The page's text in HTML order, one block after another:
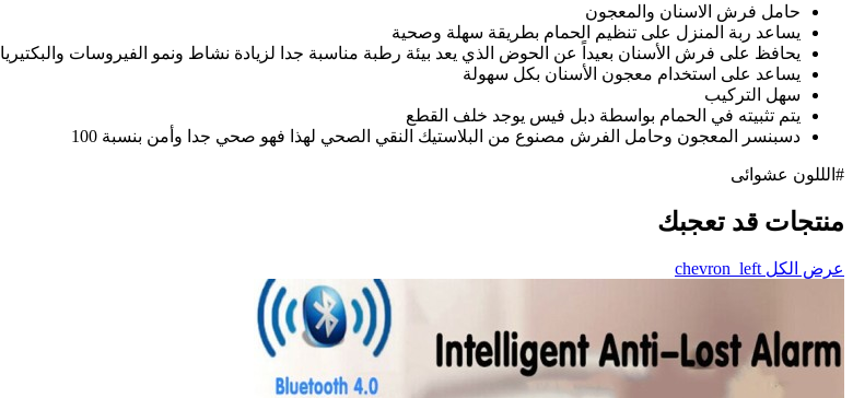
حامل فرش الاسنان والمعجون
يساعد ربة المنزل على تنظيم الحمام بطريقة سهلة وصحية
يحافظ على فرش الأسنان بعيداً عن الحوض الذي يعد بيئة رطبة مناسبة جدا لزيادة نشاط ونمو الفيروسات والبكتيريا
يساعد على استخدام معجون الأسنان بكل سهولة
سهل التركيب
يتم تثبيته في الحمام بواسطة دبل فيس يوجد خلف القطع
دسبنسر المعجون وحامل الفرش مصنوع من البلاستيك النقي الصحي لهذا فهو صحي جدا وأمن بنسبة 100
#الللون عشوائى
منتجات قد تعجبك
عرض الكلchevron_left